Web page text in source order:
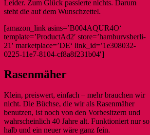
Leider. Zum Glück passierte nichts. Darum
steht die auf dem Wunschzettel.
[amazon_link asins=’B004AQUR4O‘
template=’ProductAd2′ store=’hamburvsberli-
21′ marketplace=’DE‘ link_id=’1e308032-
0225-11e7-8104-cf8a8f231b04′]
Rasenmäher
Klein, preiswert, einfach – mehr brauchen wir
nicht. Die Büchse, die wir als Rasenmäher
benutzen, ist noch von den Vorbesitzern und
wahrscheinlich 40 Jahre alt. Funktioniert nur so
halb und ein neuer wäre ganz fein.